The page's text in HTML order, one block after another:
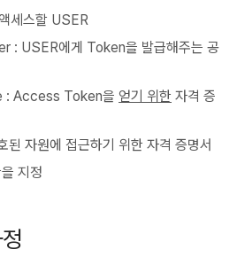
세스할 USER
: USER에게 Token을 발급해주는 공
: Access Token을 얻기 위한 자격 증
자원에 접근하기 위한 자격 증명서
지정